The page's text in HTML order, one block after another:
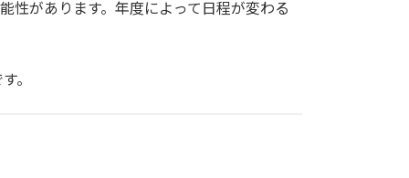
性があります。年度によって日程が変わる
。